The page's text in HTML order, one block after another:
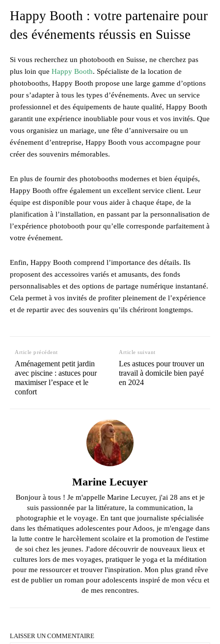
Happy Booth : votre partenaire pour
des événements réussis en Suisse
Si vous recherchez un photobooth en Suisse, ne cherchez pas
plus loin que Happy Booth. Spécialiste de la location de
photobooths, Happy Booth propose une large gamme d’options
pour s’adapter à tous les types d’événements. Avec un service
professionnel et des équipements de haute qualité, Happy Booth
garantit une expérience inoubliable pour vous et vos invités. Que
vous organisiez un mariage, une fête d’anniversaire ou un
événement d’entreprise, Happy Booth vous accompagne pour
créer des souvenirs mémorables.
En plus de fournir des photobooths modernes et bien équipés,
Happy Booth offre également un excellent service client. Leur
équipe est disponible pour vous aider à chaque étape, de la
planification à l’installation, en passant par la personnalisation de
l’expérience photobooth pour qu’elle corresponde parfaitement à
votre événement.
Enfin, Happy Booth comprend l’importance des détails. Ils
proposent des accessoires variés et amusants, des fonds
personnalisables et des options de partage numérique instantané.
Cela permet à vos invités de profiter pleinement de l’expérience
et de repartir avec des souvenirs qu’ils chériront longtemps.
Article précédent
Aménagement petit jardin
avec piscine : astuces pour
maximiser l’espace et le
confort
Article suivant
Les astuces pour trouver un
travail à domicile bien payé
en 2024
Marine Lecuyer
Bonjour à tous ! Je m'appelle Marine Lecuyer, j'ai 28 ans et je
suis passionnée par la littérature, la communication, la
photographie et le voyage. En tant que journaliste spécialisée
dans les thématiques adolescentes pour Adoos, je m'engage dans
la lutte contre le harcèlement scolaire et la promotion de l'estime
de soi chez les jeunes. J'adore découvrir de nouveaux lieux et
cultures lors de mes voyages, pratiquer le yoga et la méditation
pour me ressourcer et trouver l'inspiration. Mon plus grand rêve
est de publier un roman pour adolescents inspiré de mon vécu et
de mes rencontres.
LAISSER UN COMMENTAIRE